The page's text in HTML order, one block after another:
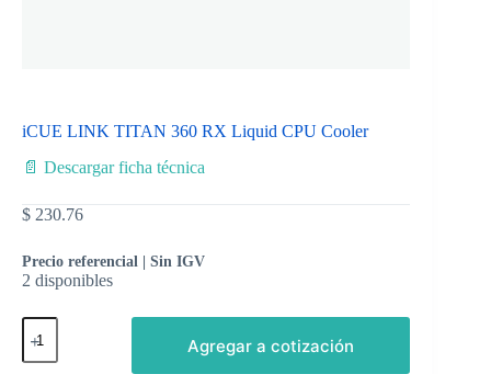
iCUE LINK TITAN 360 RX Liquid CPU Cooler
📄 Descargar ficha técnica
$ 230.76
Precio referencial | Sin IGV
2 disponibles
Agregar a cotización